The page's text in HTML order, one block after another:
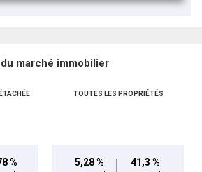
marché immobilier
%
TOUTES LES PROPRIÉTÉS
5,28 % 41,3 %